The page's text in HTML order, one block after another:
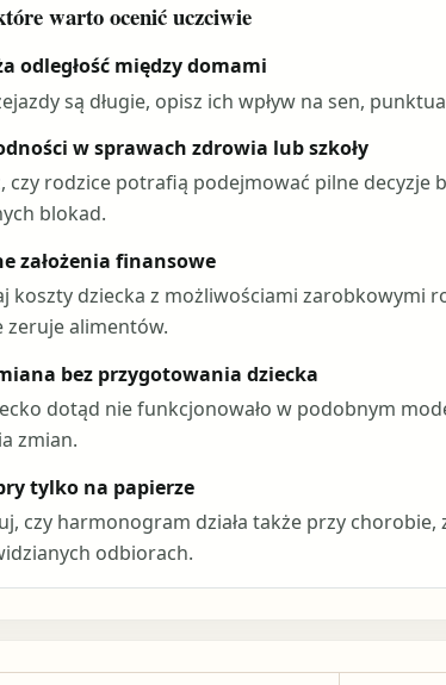
warto ocenić uczciwie
odległość między domami
są długie, opisz ich wpływ na sen,
w sprawach zdrowia lub szkoły
czy rodzice potrafią podejmować pilne
blokad.
założenia finansowe
koszty dziecka z możliwościami zarobkowymi
zeruje alimentów.
bez przygotowania dziecka
dotąd nie funkcjonowało w podobnym
zmian.
tylko na papierze
czy harmonogram działa także przy
odbiorach.